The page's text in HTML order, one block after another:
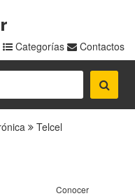
Categorías Contactos
Telcel
Conocer